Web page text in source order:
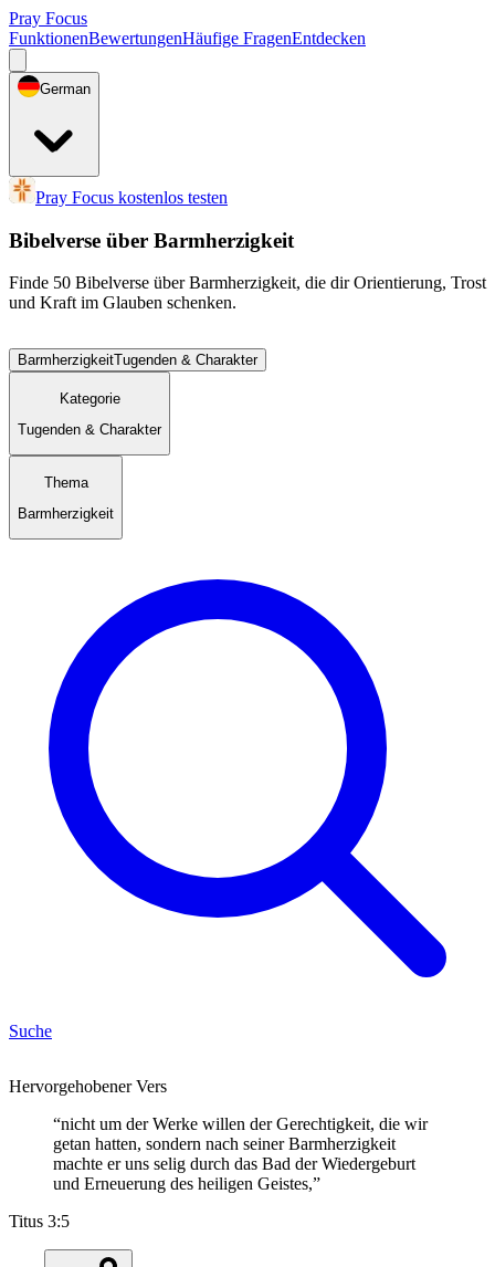
Pray Focus
FunktionenBewertungenHäufige FragenEntdecken
German
Pray Focus kostenlos testen
Bibelverse über Barmherzigkeit
Finde 50 Bibelverse über Barmherzigkeit, die dir Orientierung, Trost
und Kraft im Glauben schenken.
BarmherzigkeitTugenden & Charakter
Kategorie
Tugenden & Charakter
Thema
Barmherzigkeit
Suche
Hervorgehobener Vers
“nicht um der Werke willen der Gerechtigkeit, die wir
getan hatten, sondern nach seiner Barmherzigkeit
machte er uns selig durch das Bad der Wiedergeburt
und Erneuerung des heiligen Geistes,”
Titus 3:5